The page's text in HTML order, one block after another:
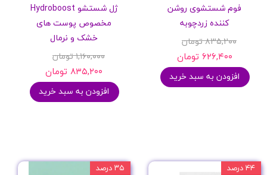
فوم شستشوی روشن
کننده زردچوبه
۸۳۵,۲۰۰ تومان
۶۲۶,۴۰۰ تومان
افزودن به سبد خرید
ژل شستشو Hydroboost
مخصوص پوست های
خشک و نرمال
۱,۱۶۰,۰۰۰ تومان
۸۳۵,۲۰۰ تومان
افزودن به سبد خرید
۴۴ درصد ۳۵ درصد